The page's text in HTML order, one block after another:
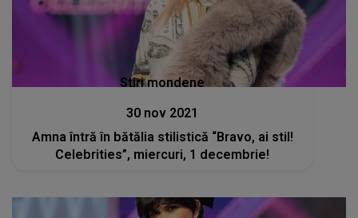
Stiri mondene
30 nov 2021
Amna întră în bătălia stilistică “Bravo, ai stil!
Celebrities”, miercuri, 1 decembrie!